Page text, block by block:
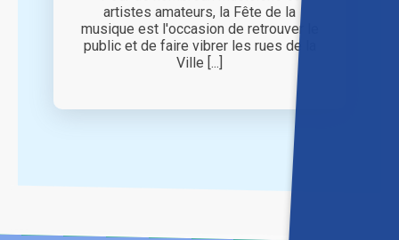
artistes amateurs, la Fête de la
musique est l'occasion de retrouver le
public et de faire vibrer les rues de la
Ville [...]